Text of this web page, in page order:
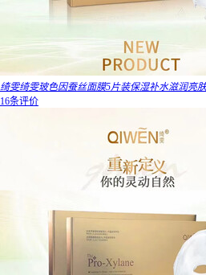
绮雯绮雯玻色因蚕丝面膜5片装保湿补水滋润亮
16条评价